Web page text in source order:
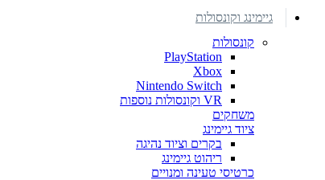
גיימינג וקונסולות
קונסולות
PlayStation
Xbox
Nintendo Switch
VR וקונסולות נוספות
משחקים
ציוד גיימינג
בקרים וציוד נהיגה
ריהוט גיימינג
כרטיסי טעינה ומנויים